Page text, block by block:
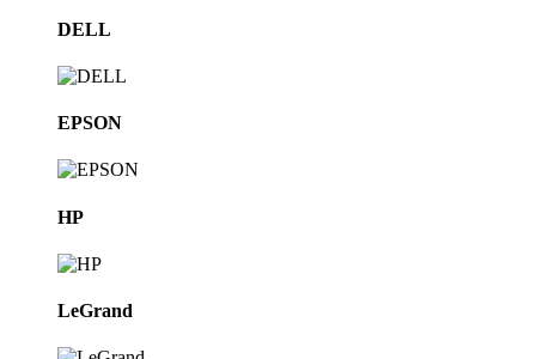
DELL
EPSON
HP
LeGrand